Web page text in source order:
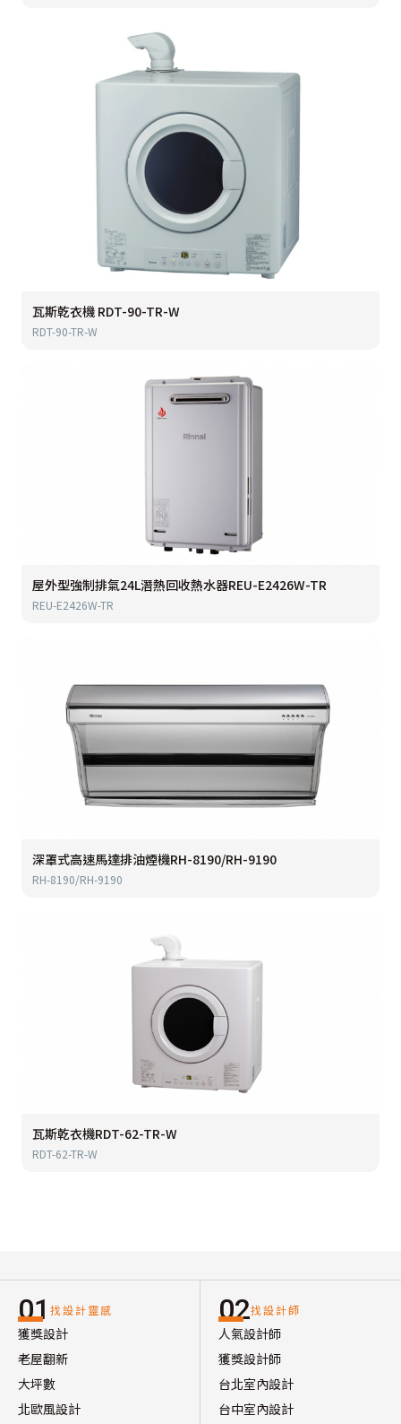
瓦斯乾衣機 RDT-90-TR-W
RDT-90-TR-W
屋外型強制排氣24L潛熱回收熱水器REU-E2426W-TR
REU-E2426W-TR
深罩式高速馬達排油煙機RH-8190/RH-9190
RH-8190/RH-9190
瓦斯乾衣機RDT-62-TR-W
RDT-62-TR-W
01 找設計靈感
獲獎設計
老屋翻新
大坪數
北歐風設計
02找設計師
人氣設計師
獲獎設計師
台北室內設計
台中室內設計